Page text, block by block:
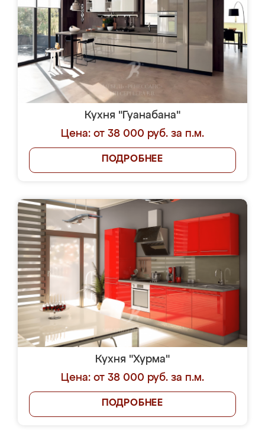
Кухня "Гуанабана"
Цена: от 38 000 руб. за п.м.
ПОДРОБНЕЕ
Кухня "Хурма"
Цена: от 38 000 руб. за п.м.
ПОДРОБНЕЕ